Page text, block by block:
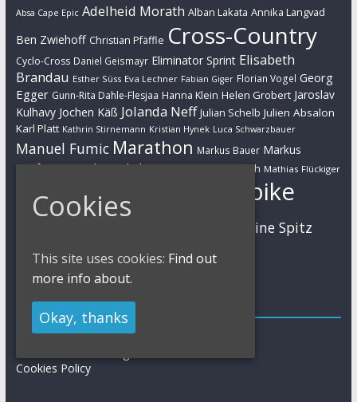
Absa Cape Epic Adelheid Morath Alban Lakata Annika Langvad
Ben Zwiehoff Christian Pfäffle Cross-Country
Cyclo-Cross Daniel Geismayr Eliminator Sprint Elisabeth
Brandau Esther Süss Eva Lechner Fabian Giger Florian Vogel Georg
Egger Gunn-Rita Dahle-Flesjaa Hanna Klein Helen Grobert Jaroslav
Kulhavy Jochen Käß Jolanda Neff Julian Schelb Julien Absalon
Karl Platt Kathrin Stirnemann Kristian Hynek Luca Schwarzbauer
Manuel Fumic Marathon Markus Bauer Markus
Kaufmann Markus Schulte-Lünzum Martin Gluth Mathias Flückiger
Max Brandl Moritz Milatz
Mountainbike
MTB
Sabine Spitz
Simon Stiebjahn
Impressum
Impressum / Kontakt
Cookies Policy
Cookies
This site uses cookies: Find out
more info about.
Okay, thanks